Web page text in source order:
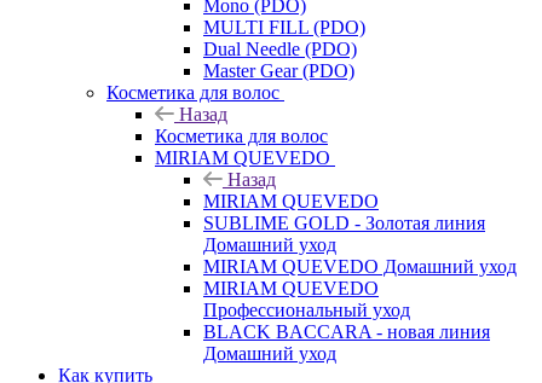
Mono (PDO)
MULTI FILL (PDO)
Dual Needle (PDO)
Master Gear (PDO)
Косметика для волос
Назад
Косметика для волос
MIRIAM QUEVEDO
Назад
MIRIAM QUEVEDO
SUBLIME GOLD - Золотая линия
Домашний уход
MIRIAM QUEVEDO Домашний уход
MIRIAM QUEVEDO
Профессиональный уход
BLACK BACCARA - новая линия
Домашний уход
Как купить